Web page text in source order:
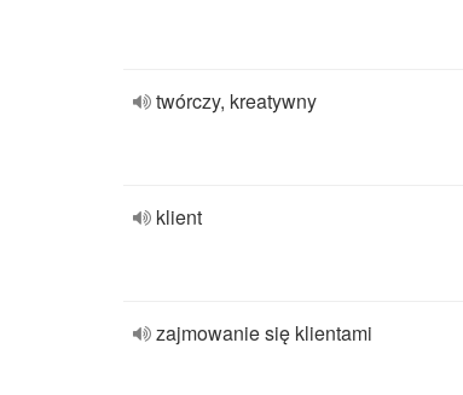
twórczy, kreatywny
klient
zajmowanie się klientami